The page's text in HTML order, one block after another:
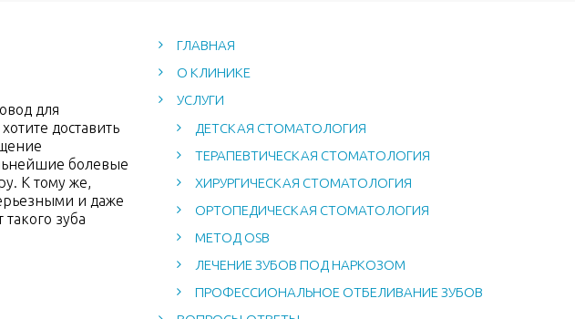
для
доставить
болевые
К тому же,
и даже
зуба
ГЛАВНАЯ
О КЛИНИКЕ
УСЛУГИ
ДЕТСКАЯ СТОМАТОЛОГИЯ
ТЕРАПЕВТИЧЕСКАЯ СТОМАТОЛОГИЯ
ХИРУРГИЧЕСКАЯ СТОМАТОЛОГИЯ
ОРТОПЕДИЧЕСКАЯ СТОМАТОЛОГИЯ
МЕТОД OSB
ЛЕЧЕНИЕ ЗУБОВ ПОД НАРКОЗОМ
ПРОФЕССИОНАЛЬНОЕ ОТБЕЛИВАНИЕ ЗУБОВ